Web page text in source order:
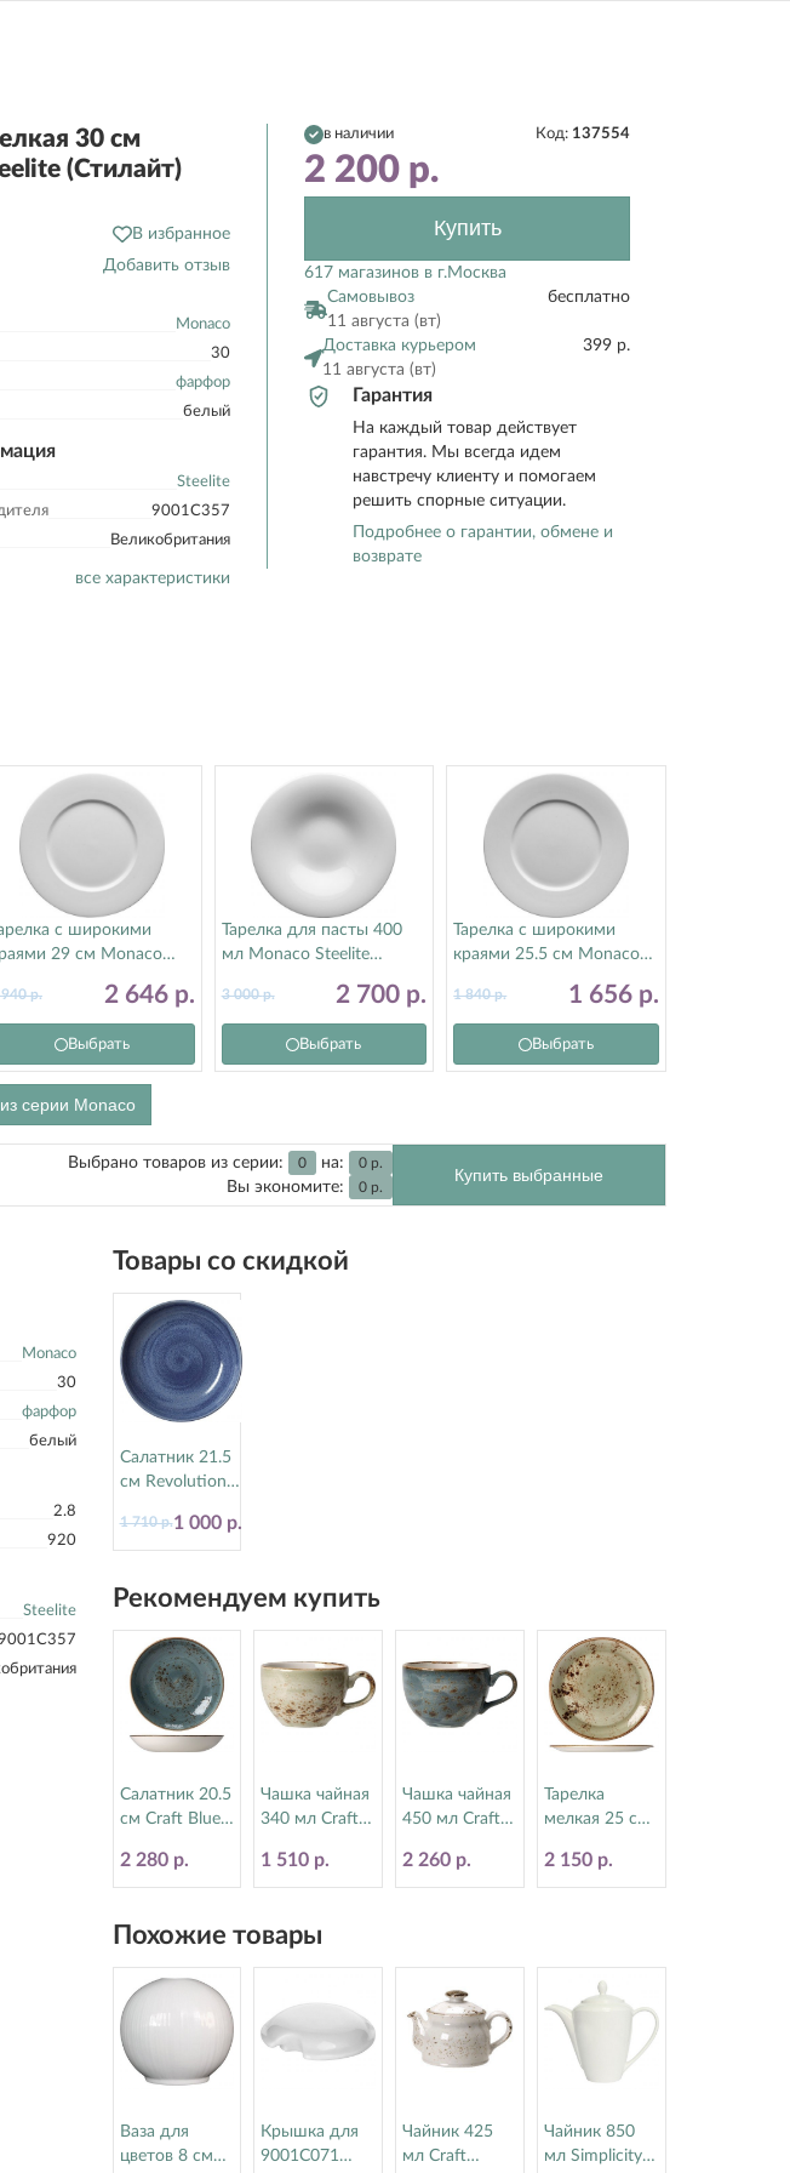
30 см
(Стилайт)
В избранное
Добавить отзыв
Monaco
30
фарфор
белый
Steelite
9001C357
Великобритания
все характеристики
в наличии Код: 137554
2 200 р.
Купить
617 магазинов в г.Москва
Самовывоз
11 августа (вт)
бесплатно
Доставка курьером
11 августа (вт)
399 р.
Гарантия
На каждый товар действует
гарантия. Мы всегда идем
навстречу клиенту и помогаем
решить спорные ситуации.
Подробнее о гарантии, обмене и
возврате
с широкими
29 см Monaco
2 646 р.
940р.
Выбрать
Тарелка для пасты 400
мл Monaco Steelite
2 700 р.
3 000р.
Выбрать
Тарелка с широкими
краями 25.5 см Monaco
9001C1062
1 656 р.
1 840р.
Выбрать
серии Monaco
Выбрано товаров из серии: 0 на: 0 р.
Вы экономите: 0 р.
Купить выбранные
Monaco
30
фарфор
белый
2.8
920
Steelite
Товары со скидкой
Салатник 21.5
см Revolution
Steelite
(Стилайт)
1 000 р.
1 710 р.
Рекомендуем купить
Салатник 20.5
см Craft Blue
(Стилайт)
11300570
2 280 р.
Чашка чайная
340 мл Craft
(Стилайт)
11310152
1 510 р.
Чашка чайная
450 мл Craft
(Стилайт)
11300150
2 260 р.
Тарелка
мелкая 25 см
Steelite
(Стилайт)
2 150 р.
Похожие товары
Ваза для
цветов 8 см
Крышка для
9001C071
Чайник 425
мл Craft
Чайник 850
мл Simplicity